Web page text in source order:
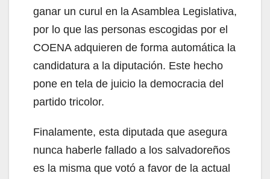
ganar un curul en la Asamblea Legislativa,
por lo que las personas escogidas por el
COENA adquieren de forma automática la
candidatura a la diputación. Este hecho
pone en tela de juicio la democracia del
partido tricolor.
Finalamente, esta diputada que asegura
nunca haberle fallado a los salvadoreños
es la misma que votó a favor de la actual